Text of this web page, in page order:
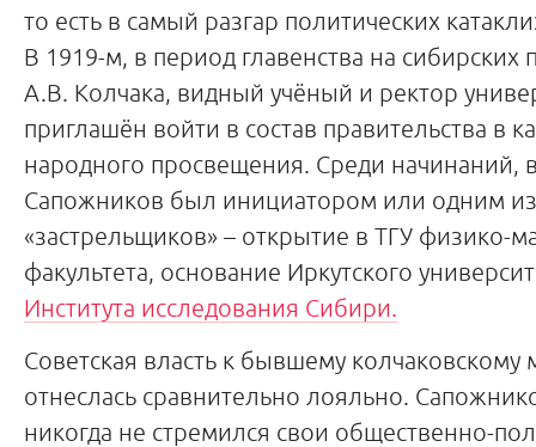
то есть в самый разгар политических
В 1919-м, в период главенства на сибирских
А.В. Колчака, видный учёный и ректор
приглашён войти в состав правительства в
народного просвещения. Среди начинаний,
Сапожников был инициатором или одним из
«застрельщиков» – открытие в ТГУ физико-
факультета, основание Иркутского
Института исследования Сибири.
Советская власть к бывшему колчаковскому
отнеслась сравнительно лояльно.
никогда не стремился свои общественно-